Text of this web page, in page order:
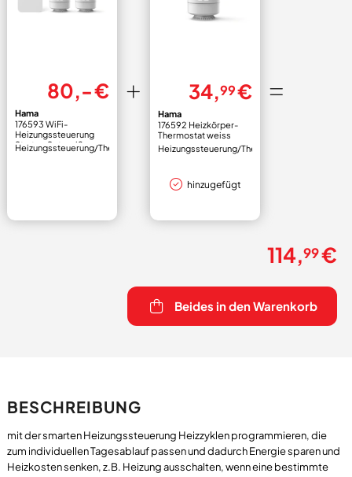
80,- €
Hama
176593 WiFi-
Heizungssteuerung
Starter-Set weiß
Heizungssteuerung/Thermostat
34,99€
Hama
176592 Heizkörper-
Thermostat weiss
Heizungssteuerung/Thermostat
hinzugefügt
114,99€
Beides in den Warenkorb
BESCHREIBUNG
mit der smarten Heizungssteuerung Heizzyklen programmieren, die
zum individuellen Tagesablauf passen und dadurch Energie sparen und
Heizkosten senken, z.B. Heizung ausschalten, wenn eine bestimmte